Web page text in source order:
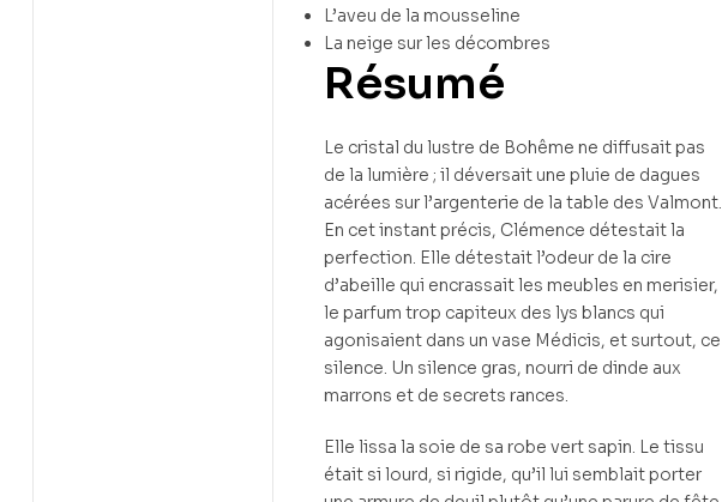
L’aveu de la mousseline
La neige sur les décombres
Résumé
Le cristal du lustre de Bohême ne diffusait pas
de la lumière ; il déversait une pluie de dagues
acérées sur l’argenterie de la table des Valmont.
En cet instant précis, Clémence détestait la
perfection. Elle détestait l’odeur de la cire
d’abeille qui encrassait les meubles en merisier,
le parfum trop capiteux des lys blancs qui
agonisaient dans un vase Médicis, et surtout, ce
silence. Un silence gras, nourri de dinde aux
marrons et de secrets rances.
Elle lissa la soie de sa robe vert sapin. Le tissu
était si lourd, si rigide, qu’il lui semblait porter